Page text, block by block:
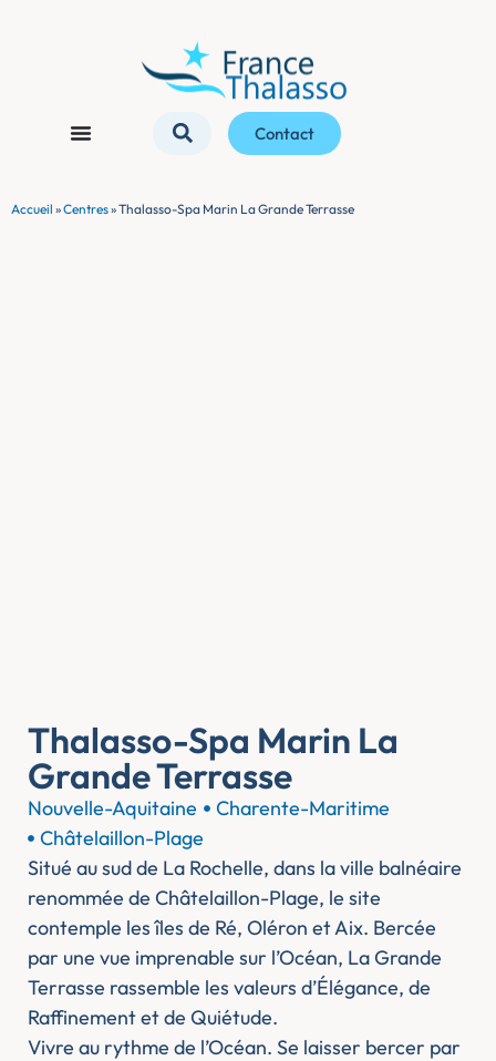
Contact
Accueil »Centres»Thalasso-Spa Marin La Grande Terrasse
Thalasso-Spa Marin La
Grande Terrasse
Nouvelle-Aquitaine
Charente-Maritime
Châtelaillon-Plage
Situé au sud de La Rochelle, dans la ville balnéaire
renommée de Châtelaillon-Plage, le site
contemple les îles de Ré, Oléron et Aix. Bercée
par une vue imprenable sur l’Océan, La Grande
Terrasse rassemble les valeurs d’Élégance, de
Raffinement et de Quiétude.
Vivre au rythme de l’Océan. Se laisser bercer par